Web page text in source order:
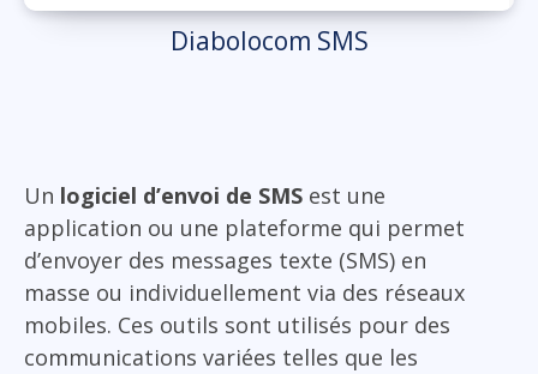
Diabolocom SMS
Un logiciel d’envoi de SMS est une
application ou une plateforme qui permet
d’envoyer des messages texte (SMS) en
masse ou individuellement via des réseaux
mobiles. Ces outils sont utilisés pour des
communications variées telles que les